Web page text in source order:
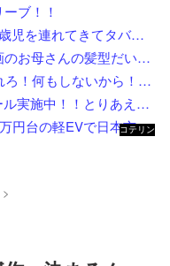
ブ！！
社内デキ婚先輩、職場の忘年会で2歳児を連れてきてタバコスパスパ酒ゴクゴクで親の自覚ゼロｗｗ挙句の果てに突き飛ばして頭を打たせ「久々の外食でゆっくりしたいんだよ！」にドン引き
【画像】外国人「日本のアニメ漫画のお母さんの髪型だいたいこれだよなwwwwwwwww」←コレは分かるw w w w w w w w
鍵失くした男「45分だけ部屋に入れろ！何もしないから！」→女子大生「無理です（警察呼びます）」→男「熱中症になれってか！使えないな！」完全に不審者で草ｗｗｗ
【期間限定】MGS動画が100円セール実施中！！とりあえず全部買うやろｗｗｗｗｗ
【日本車終了】中国BYDが実質100万円台の軽EVで日本市場に殴り込み
コテリン
>